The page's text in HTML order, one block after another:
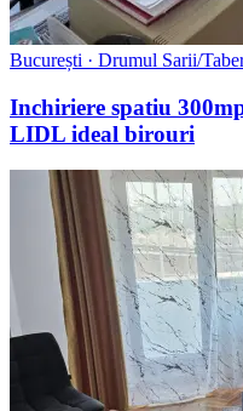
București · Drumul Sarii/
Inchiriere spatiu
LIDL ideal birouri